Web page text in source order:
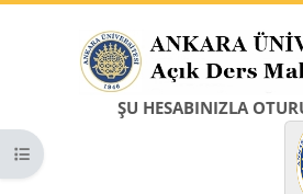
ŞU HESABINIZLA
Kurs dizinini aç